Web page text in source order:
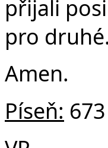
přijali
pro druhé.
Amen.
Píseň: